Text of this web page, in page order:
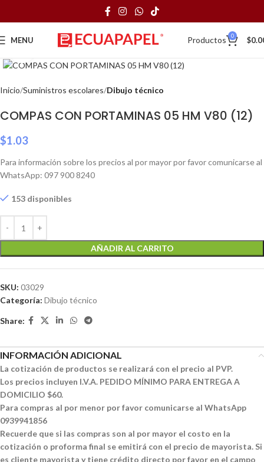
MENU Productos 0 $
Click to enlarge
Inicio Suministros escolares Dibujo técnico
COMPAS CON PORTAMINAS 05 HM V80 (12)
$1.03
Para información sobre los precios al por mayor por favor comunicarse al
WhatsApp: 097 900 8240
153 disponibles
AÑADIR AL CARRITO
SKU: 03029
Categoría: Dibujo técnico
Share:
INFORMACIÓN ADICIONAL
La cotización de productos se realizará con el precio al PVP.
Los precios incluyen I.V.A. PEDIDO MÍNIMO PARA ENTREGA A
DOMICILIO $60.
Para compras al por menor por favor comunicarse al WhatsApp
0939941856
Recuerde que si las compras son al por mayor el costo en la
cotización o proforma final se emitirá con el precio de mayorista. Si
es cliente mayorista y tiene crédito directo por favor en el campo